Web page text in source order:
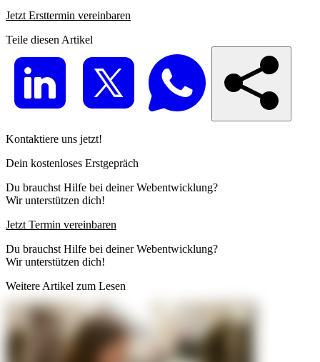
Jetzt Ersttermin vereinbaren
Teile diesen Artikel
Kontaktiere uns jetzt!
Dein kostenloses Erstgepräch
Du brauchst Hilfe bei deiner Webentwicklung?
Wir unterstützen dich!
Jetzt Termin vereinbaren
Du brauchst Hilfe bei deiner Webentwicklung?
Wir unterstützen dich!
Weitere Artikel zum Lesen